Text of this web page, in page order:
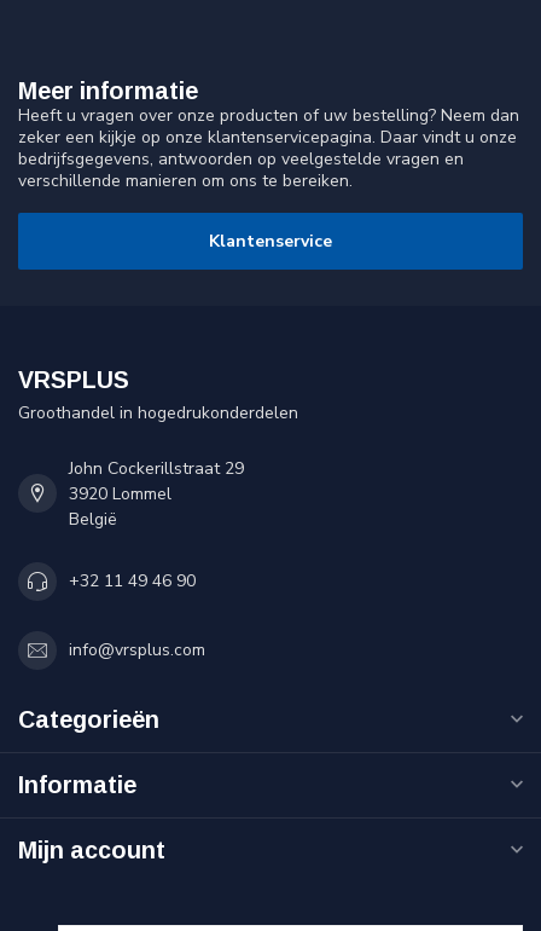
Meer informatie
Heeft u vragen over onze producten of uw bestelling? Neem dan
zeker een kijkje op onze klantenservicepagina. Daar vindt u onze
bedrijfsgegevens, antwoorden op veelgestelde vragen en
verschillende manieren om ons te bereiken.
Klantenservice
VRSPLUS
Groothandel in hogedrukonderdelen
John Cockerillstraat 29
3920 Lommel
België
+32 11 49 46 90
info@vrsplus.com
Categorieën
Informatie
Mijn account